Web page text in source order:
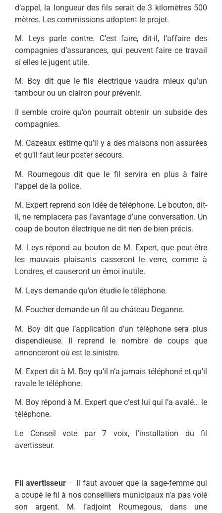
d’appel, la longueur des fils serait de 3 kilomètres 500
mètres. Les commissions adoptent le projet.
M. Leys parle contre. C’est faire, dit-il, l’affaire des
compagnies d’assurances, qui peuvent faire ce travail
si elles le jugent utile.
M. Boy dit que le fils électrique vaudra mieux qu’un
tambour ou un clairon pour prévenir.
Il semble croire qu’on pourrait obtenir un subside des
compagnies.
M. Cazeaux estime qu’il y a des maisons non assurées
et qu’il faut leur poster secours.
M. Roumegous dit que le fil servira en plus à faire
l’appel de la police.
M. Expert reprend son idée de téléphone. Le bouton, dit-
il, ne remplacera pas l’avantage d’une conversation. Un
coup de bouton électrique ne dit rien de bien précis.
M. Leys répond au bouton de M. Expert, que peut-être
les mauvais plaisants casseront le verre, comme à
Londres, et causeront un émoi inutile.
M. Leys demande qu’on étudie le téléphone.
M. Foucher demande un fil au château Deganne.
M. Boy dit que l’application d’un téléphone sera plus
dispendieuse. Il reprend le nombre de coups que
annonceront où est le sinistre.
M. Expert dit à M. Boy qu’il n’a jamais téléphoné et qu’il
ravale le téléphone.
M. Boy répond à M. Expert que c’est lui qui l’a avalé… le
téléphone.
Le Conseil vote par 7 voix, l’installation du fil
avertisseur.
Fil avertisseur – Il faut avouer que la sage-femme qui
a coupé le fil à nos conseillers municipaux n’a pas volé
son argent. M. l’adjoint Roumegous, dans une